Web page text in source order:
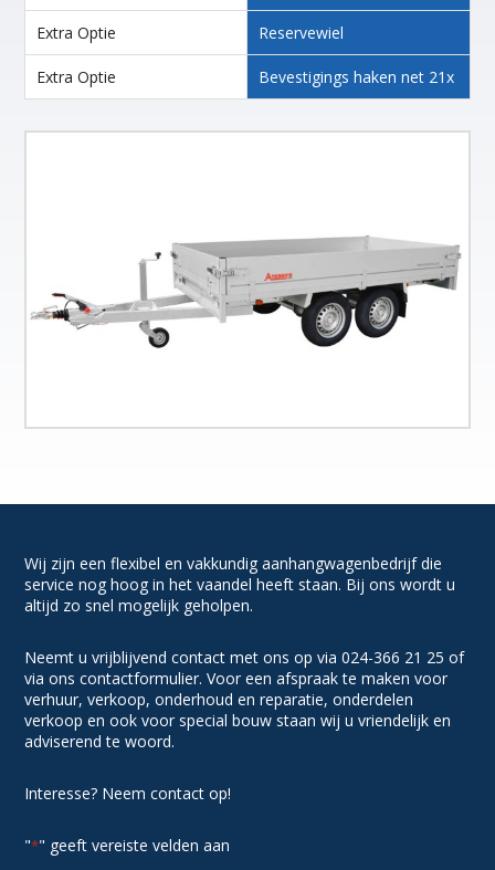
Extra Optie Reservewiel
Extra Optie Bevestigings haken net 21x
Wij zijn een flexibel en vakkundig aanhangwagenbedrijf die
service nog hoog in het vaandel heeft staan. Bij ons wordt u
altijd zo snel mogelijk geholpen.
Neemt u vrijblijvend contact met ons op via 024-366 21 25 of
via ons contactformulier. Voor een afspraak te maken voor
verhuur, verkoop, onderhoud en reparatie, onderdelen
verkoop en ook voor special bouw staan wij u vriendelijk en
adviserend te woord.
Interesse? Neem contact op!
"*" geeft vereiste velden aan